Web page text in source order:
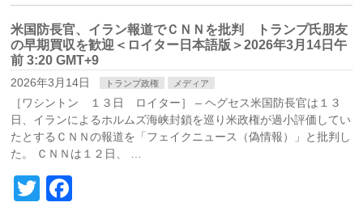
米国防長官、イラン報道でＣＮＮを批判 トランプ氏朋友
の早期買収を歓迎＜ロイター日本語版＞2026年3月14日午
前 3:20 GMT+9
2026年3月14日 トランプ政権 メディア
［ワシントン １３日 ロイター］ – ヘグセス米国防長官は１３
日、イランによるホルムズ海峡封鎖を​巡り米政権が過小評価してい
たとす‌るＣＮＮの報道を「フェイクニュース（偽情報）」と批判し
た。 ＣＮＮは１２日、 …
Twitter